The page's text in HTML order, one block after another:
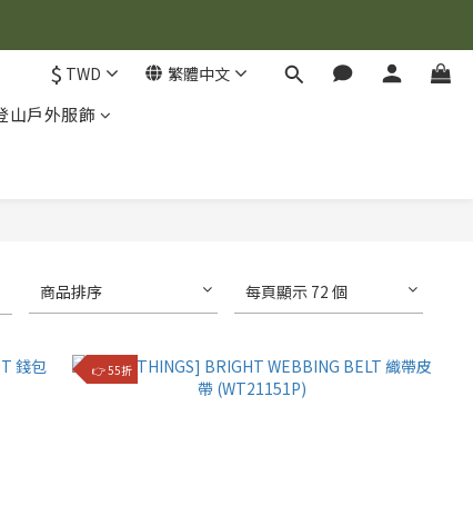
$ TWD 繁體中文
山戶外服飾
商品排序 每頁顯示 72 個
👉 55折